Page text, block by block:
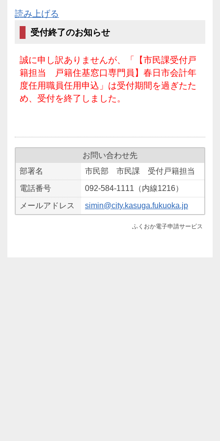
読み上げる
受付終了のお知らせ
誠に申し訳ありませんが、「【市民課受付戸
籍担当 戸籍住基窓口専門員】春日市会計年
度任用職員任用申込」は受付期間を過ぎたた
め、受付を終了しました。
お問い合わせ先
部署名
市民部 市民課 受付戸籍担当
電話番号 092-584-1111（内線1216）
メールアドレス simin@city.kasuga.fukuoka.jp
ふくおか電子申請サービス